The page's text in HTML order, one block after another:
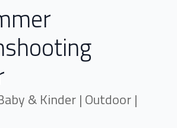
& Kinder | Outdoor |